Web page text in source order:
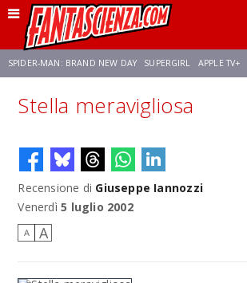
SPIDER-MAN: BRAND NEW DAY SUPERGIRL APPLE TV+
FRANCO RICCIARDIELLO ZENDAYA STAR TREK
SADIE SINK STAR TREK: STRANGE NEW WORLDS
Stella meravigliosa
Recensione di Giuseppe Iannozzi
Venerdì 5 luglio 2002
A A